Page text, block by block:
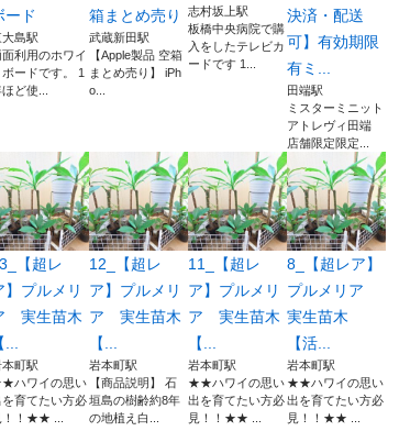
ード
大島駅
面利用のホワイ
ボードです。 1
ど使...
箱まとめ売り
武蔵新田駅
【Apple製品 空箱
まとめ売り】 iPh
o...
志村坂上駅
板橋中央病院で購
入をしたテレビカ
ードです 1...
決済・配送
可】有効期限
有ミ...
田端駅
ミスターミニット
アトレヴィ田端
店舗限定限定...
【超レ
】プルメリ
実生苗木
【...
本町駅
ハワイの思い
を育てたい方必
！！★★ ...
12_【超レ
ア】プルメリ
ア 実生苗木
【...
岩本町駅
【商品説明】 石
垣島の樹齢約8年
の地植え白...
11_【超レ
ア】プルメリ
ア 実生苗木
【...
岩本町駅
★★ハワイの思い
出を育てたい方必
見！！★★ ...
8_【超レア】
プルメリア
実生苗木
【活...
岩本町駅
★★ハワイの思い
出を育てたい方必
見！！★★ ...